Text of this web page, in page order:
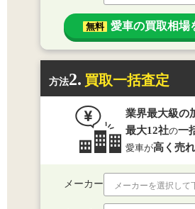
無料 愛車の買取相場
方法2. 買取一括査定
業界最大級の
最大12社の一
愛車が高く売
メーカー